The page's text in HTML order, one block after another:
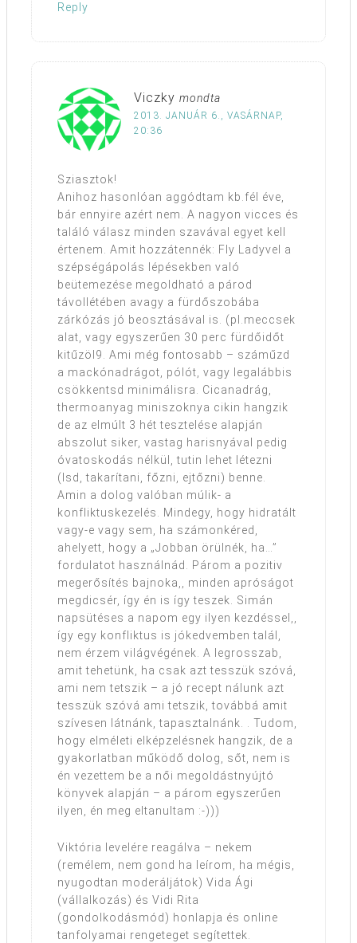
Reply
Viczky mondta
2013. JANUÁR 6., VASÁRNAP,
20:36
Sziasztok!
Anihoz hasonlóan aggódtam kb.fél éve,
bár ennyire azért nem. A nagyon vicces és
találó válasz minden szavával egyet kell
értenem. Amit hozzátennék: Fly Ladyvel a
szépségápolás lépésekben való
beütemezése megoldható a párod
távollétében avagy a fürdőszobába
zárkózás jó beosztásával is. (pl.meccsek
alat, vagy egyszerűen 30 perc fürdőidőt
kitűzöl9. Ami még fontosabb – száműzd
a mackónadrágot, pólót, vagy legalábbis
csökkentsd minimálisra. Cicanadrág,
thermoanyag miniszoknya cikin hangzik
de az elmúlt 3 hét tesztelése alapján
abszolut siker, vastag harisnyával pedig
óvatoskodás nélkül, tutin lehet létezni
(lsd, takarítani, főzni, ejtőzni) benne.
Amin a dolog valóban múlik- a
konfliktuskezelés. Mindegy, hogy hidratált
vagy-e vagy sem, ha számonkéred,
ahelyett, hogy a „Jobban örülnék, ha…”
fordulatot használnád. Párom a pozitiv
megerősítés bajnoka,, minden apróságot
megdicsér, így én is így teszek. Simán
napsütéses a napom egy ilyen kezdéssel,,
így egy konfliktus is jókedvemben talál,
nem érzem világvégének. A legrosszab,
amit tehetünk, ha csak azt tesszük szóvá,
ami nem tetszik – a jó recept nálunk azt
tesszük szóvá ami tetszik, továbbá amit
szívesen látnánk, tapasztalnánk. . Tudom,
hogy elméleti elképzelésnek hangzik, de a
gyakorlatban működő dolog, sőt, nem is
én vezettem be a női megoldástnyújtó
könyvek alapján – a párom egyszerűen
ilyen, én meg eltanultam :-)))
Viktória levelére reagálva – nekem
(remélem, nem gond ha leírom, ha mégis,
nyugodtan moderáljátok) Vida Ági
(vállalkozás) és Vidi Rita
(gondolkodásmód) honlapja és online
tanfolyamai rengeteget segítettek.